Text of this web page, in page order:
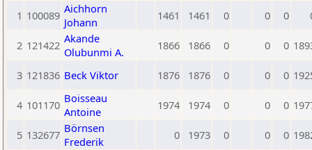
1 100089 Aichhorn
Johann
1461 1461 0 0 0
2 121422 Akande
Olubunmi A.
1866 1866 0 0 0
3 121836 Beck Viktor 1876 1876 0 0 0
4 101170 Boisseau
Antoine
1974 1974 0 0 0
5 132677 Börnsen
Frederik
0 1973 0 0 0